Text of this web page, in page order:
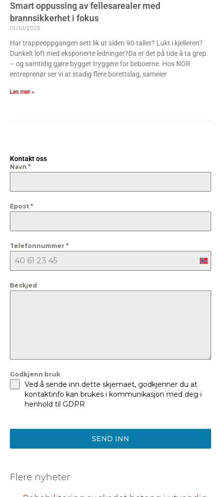
Smart oppussing av fellesarealer med
brannsikkerhet i fokus
01/10/2025
Har trappeoppgangen sett lik ut siden 90-tallet? Lukt i kjelleren?
Dunkelt loft med eksponerte ledninger?Da er det på tide å ta grep
– og samtidig gjøre bygget tryggere for beboerne. Hos NOR
entreprenør ser vi at stadig flere borettslag, sameier
Les mer »
Kontakt oss
Navn *
Epost *
Telefonnummer *
Beskjed
Godkjenn bruk
Ved å sende inn dette skjemaet, godkjenner du at
kontaktinfo kan brukes i kommunikasjon med deg i
henhold til GDPR
SEND INN
Flere nyheter